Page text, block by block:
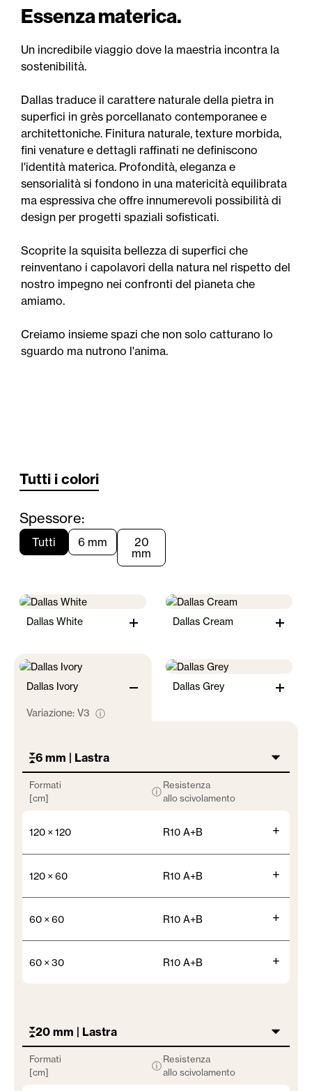
Essenza materica.
Un incredibile viaggio dove la maestria incontra la
sostenibilità.
Dallas traduce il carattere naturale della pietra in
superfici in grès porcellanato contemporanee e
architettoniche. Finitura naturale, texture morbida,
fini venature e dettagli raffinati ne definiscono
l'identità materica. Profondità, eleganza e
sensorialità si fondono in una matericità equilibrata
ma espressiva che offre innumerevoli possibilità di
design per progetti spaziali sofisticati.
Scoprite la squisita bellezza di superfici che
reinventano i capolavori della natura nel rispetto del
nostro impegno nei confronti del pianeta che
amiamo.
Creiamo insieme spazi che non solo catturano lo
sguardo ma nutrono l'anima.
Tutti i colori
Spessore:
Tutti 6 mm
20
mm
Dallas White Dallas Cream
Dallas Ivory
Variazione: V3 ⓘ
6 mm | Lastra
Formati
[cm]
Resistenza
allo scivolamento
ⓘ
120 × 120 R10 A+B +
120 × 60 R10 A+B +
60 × 60 R10 A+B +
60 × 30 R10 A+B +
20 mm | Lastra
Formati
[cm]
Resistenza
allo scivolamento
ⓘ
Dallas Grey